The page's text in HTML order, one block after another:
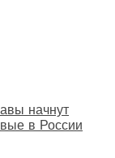
начнут
в России